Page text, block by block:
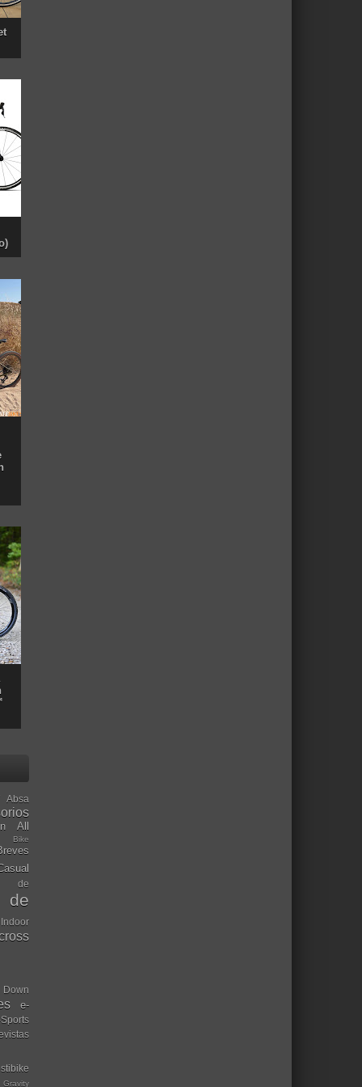
Absa
All
Bike
de
de
Down
e-
Gravity